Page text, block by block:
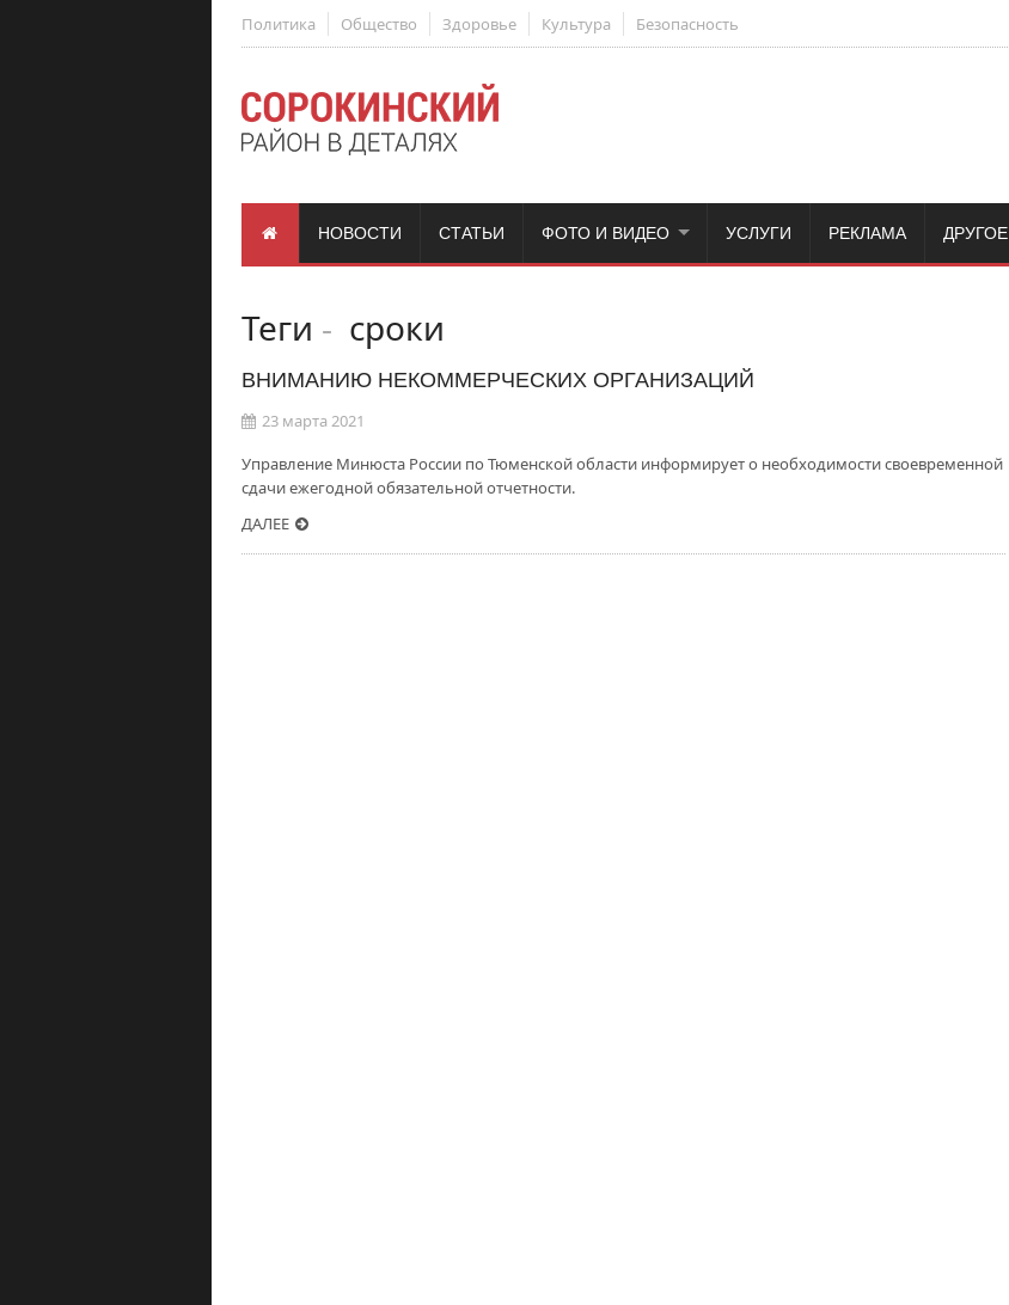
Политика Общество Здоровье Культура Безопасность
НОВОСТИ СТАТЬИ ФОТО И ВИДЕО УСЛУГИ РЕКЛАМА ДРУГОЕ
Теги - сроки
ВНИМАНИЮ НЕКОММЕРЧЕСКИХ ОРГАНИЗАЦИЙ
23 марта 2021
Управление Минюста России по Тюменской области информирует о необходимости своевременной
сдачи ежегодной обязательной отчетности.
ДАЛЕЕ